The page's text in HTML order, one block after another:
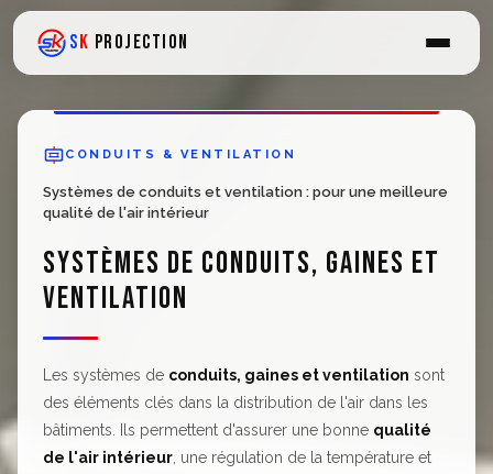
Aller
contenu
CONDUITS & VENTILATION
Systèmes de conduits et ventilation : pour une meilleure
qualité de l'air intérieur
SYSTÈMES DE CONDUITS, GAINES ET
VENTILATION
Les systèmes de conduits, gaines et ventilation sont
des éléments clés dans la distribution de l'air dans les
bâtiments. Ils permettent d'assurer une bonne qualité
de l'air intérieur , une régulation de la température et
S K PROJECTION